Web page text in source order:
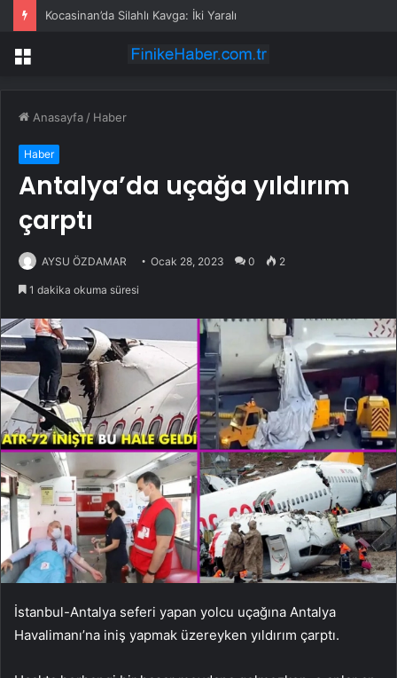
Kocasinan’da Silahlı Kavga: İki Yaralı
Menü
Anasayfa / Haber
Haber
Antalya’da uçağa yıldırım
çarptı
AYSU ÖZDAMAR Ocak 28, 2023 0 2
1 dakika okuma süresi
İstanbul-Antalya seferi yapan yolcu uçağına Antalya
Havalimanı’na iniş yapmak üzereyken yıldırım çarptı.